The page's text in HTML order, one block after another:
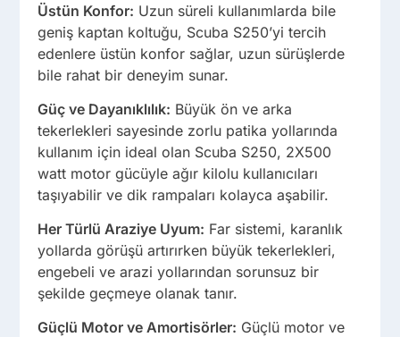
Üstün Konfor: Uzun süreli kullanımlarda bile
geniş kaptan koltuğu, Scuba S250’yi tercih
edenlere üstün konfor sağlar, uzun sürüşlerde
bile rahat bir deneyim sunar.
Güç ve Dayanıklılık: Büyük ön ve arka
tekerlekleri sayesinde zorlu patika yollarında
kullanım için ideal olan Scuba S250, 2X500
watt motor gücüyle ağır kilolu kullanıcıları
taşıyabilir ve dik rampaları kolayca aşabilir.
Her Türlü Araziye Uyum: Far sistemi, karanlık
yollarda görüşü artırırken büyük tekerlekleri,
engebeli ve arazi yollarından sorunsuz bir
şekilde geçmeye olanak tanır.
Güçlü Motor ve Amortisörler: Güçlü motor ve